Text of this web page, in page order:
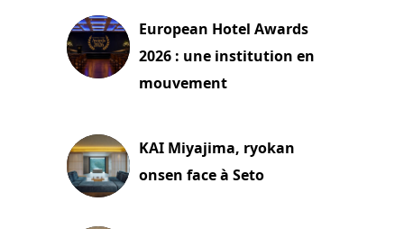
European Hotel Awards
2026 : une institution en
mouvement
KAI Miyajima, ryokan
onsen face à Seto